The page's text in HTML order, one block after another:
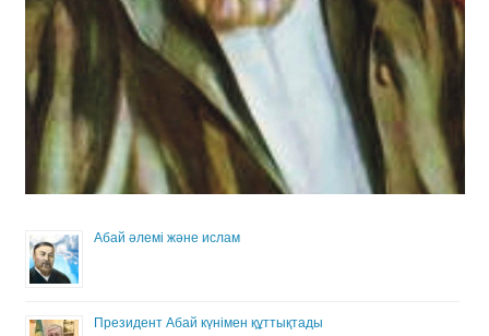
Абай әлемі және ислам
Президент Абай күнімен құттықтады